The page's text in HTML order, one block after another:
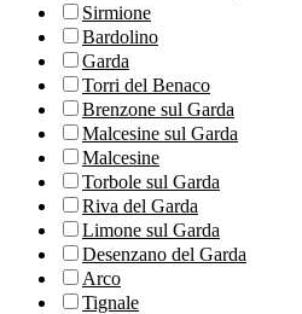
Sirmione
Bardolino
Garda
Torri del Benaco
Brenzone sul Garda
Malcesine sul Garda
Malcesine
Torbole sul Garda
Riva del Garda
Limone sul Garda
Desenzano del Garda
Arco
Tignale